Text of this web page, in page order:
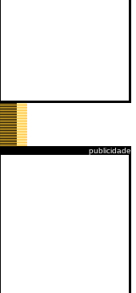
publicidade